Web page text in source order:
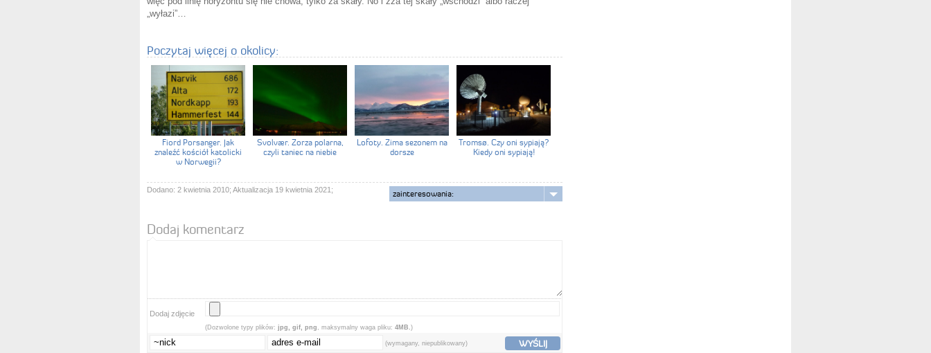
„wyłazi”…
Poczytaj więcej o okolicy:
Fiord Porsanger. Jak
znaleźć kościół katolicki
w Norwegii?
Svolvær. Zorza polarna,
czyli taniec na niebie
Lofoty. Zima sezonem na
dorsze
Tromsø. Czy oni sypiają?
Kiedy oni sypiają!
Dodano: 2 kwietnia 2010; Aktualizacja 19 kwietnia 2021; zainteresowania:
Dodaj komentarz
Dodaj zdjęcie
(Dozwolone typy plików: jpg, gif, png , maksymalny waga pliku: 4MB.)
(wymagany, niepublikowany) WYŚLIJ